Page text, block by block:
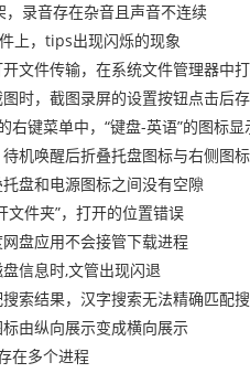
录音存在杂音且声音不连续
上，tips出现闪烁的现象
文件传输，在系统文件管理器中
时，截图录屏的设置按钮点击后
键菜单中，“键盘-英语”的图标显
机唤醒后折叠托盘图标与右侧图
盘和电源图标之间没有空隙
文件夹”，打开的位置错误
盘应用不会接管下载进程
信息时,文管出现闪退
索结果，汉字搜索无法精确匹配
由纵向展示变成横向展示
在多个进程